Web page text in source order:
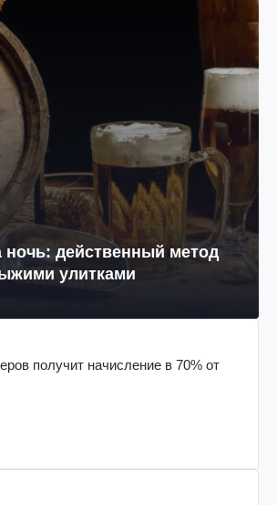
ночь: действенный метод
улитками
получит начисление в 70% от